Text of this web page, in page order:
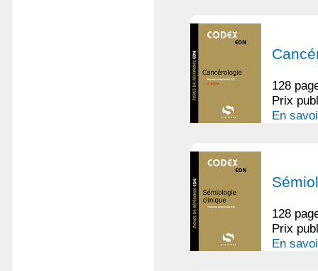
128
Prix
En
128
Prix
En